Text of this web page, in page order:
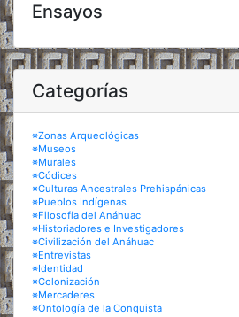
Ensayos
Categorías
※Zonas Arqueológicas
※Museos
※Murales
※Códices
※Culturas Ancestrales Prehispánicas
※Pueblos Indígenas
※Filosofía del Anáhuac
※Historiadores e Investigadores
※Civilización del Anáhuac
※Entrevistas
※Identidad
※Colonización
※Mercaderes
※Ontología de la Conquista